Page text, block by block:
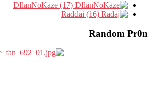
Random Pr0n